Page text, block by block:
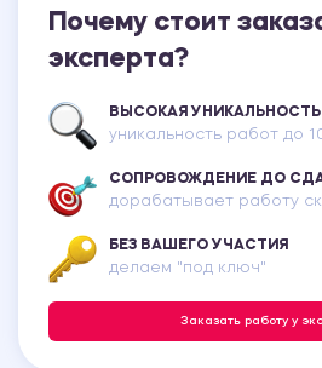
Почему стоит
эксперта?
ВЫСОКАЯ УНИКАЛЬНОСТЬ
уникальность работ до
СОПРОВОЖДЕНИЕ ДО
дорабатывает работу
БЕЗ ВАШЕГО УЧАСТИЯ
делаем "под ключ"
Заказать работу у